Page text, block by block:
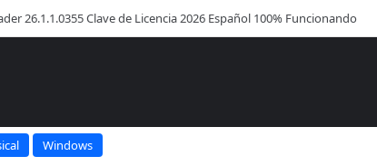
Código de Licencia 2026 Activación de Versión Pro (Gratis)
Windows